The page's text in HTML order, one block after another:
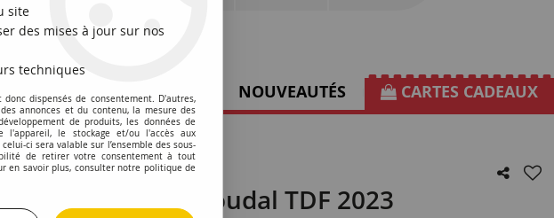
PROMOTIONS NOUVEAUTÉS CARTES CADEAUX
Quick Step-Soudal TDF 2023
site
des mises à jour sur nos
techniques
dispensés de consentement. D'autres,
annonces et du contenu, la mesure des
de produits, les données de
l'appareil, le stockage et/ou l'accès aux
ci sera valable sur l’ensemble des sous-
de retirer votre consentement à tout
en savoir plus, consulter notre politique de